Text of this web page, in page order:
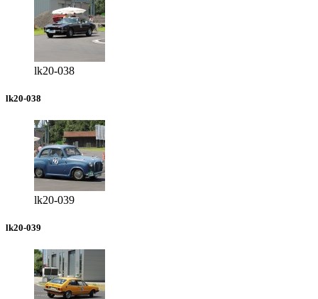
lk20-038
lk20-038
lk20-039
lk20-039